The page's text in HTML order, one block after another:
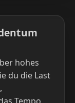
hohes
du die Last
Tempo